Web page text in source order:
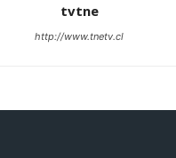
tvtne
http://www.tnetv.cl